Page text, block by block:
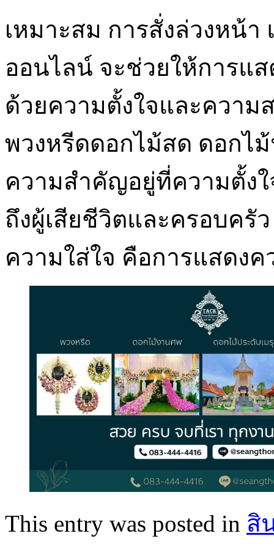
เหมาะสม การสั่งล่วงหน้า
ออนไลน์ จะช่วยให้การแ
ด้วยความตั้งใจและควา
พวงหรีดดอกไม้สด ดอกไ
ความสำคัญอยู่ที่ความตั้ง
ถึงผู้เสียชีวิตและครอบครั
ความใส่ใจ คือการแสดง
This entry was posted in สิ